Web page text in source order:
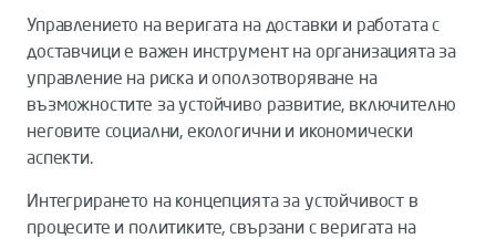
Управлението на веригата на доставки и работата с
доставчици е важен инструмент на организацията за
управление на риска и оползотворяване на
възможностите за устойчиво развитие, включително
неговите социални, екологични и икономически
аспекти.
Интегрирането на концепцията за устойчивост в
процесите и политиките, свързани с веригата на